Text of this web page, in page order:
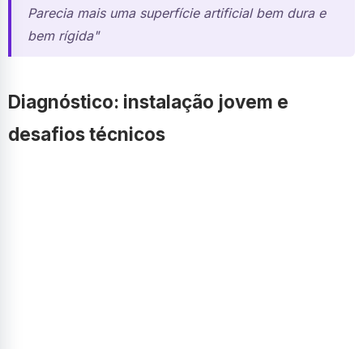
Parecia mais uma superfície artificial bem dura e
bem rígida"
Diagnóstico: instalação jovem e
desafios técnicos